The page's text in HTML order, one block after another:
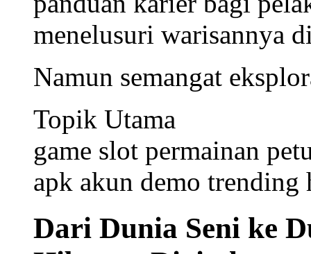
menelusuri warisannya
Namun semangat
Topik Utama
game slot permainan
apk akun demo trending
Dari Dunia Seni ke